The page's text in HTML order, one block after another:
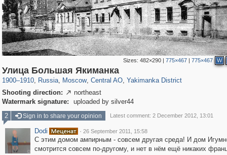
Sizes:482×290 |775×467 |775×467 W
Улица Большая Якиманка
1900–1910, Russia
1,407,274 29,248
, Moscow
319,878 8,286
, Central AO
160,021 5,916
, Yakimanka District
13,378
Shooting direction:  northeast
Watermark signature:
uploaded by silver44
2
Sign in to share your opinion Latest comment: 2 December 2012, 13:01
Dodi · 26 September 2011, 15:58
С этим домом ампирным - совсем другая среда! И дом
смотрится совсем по-другому, и нет в нём ещё никаких